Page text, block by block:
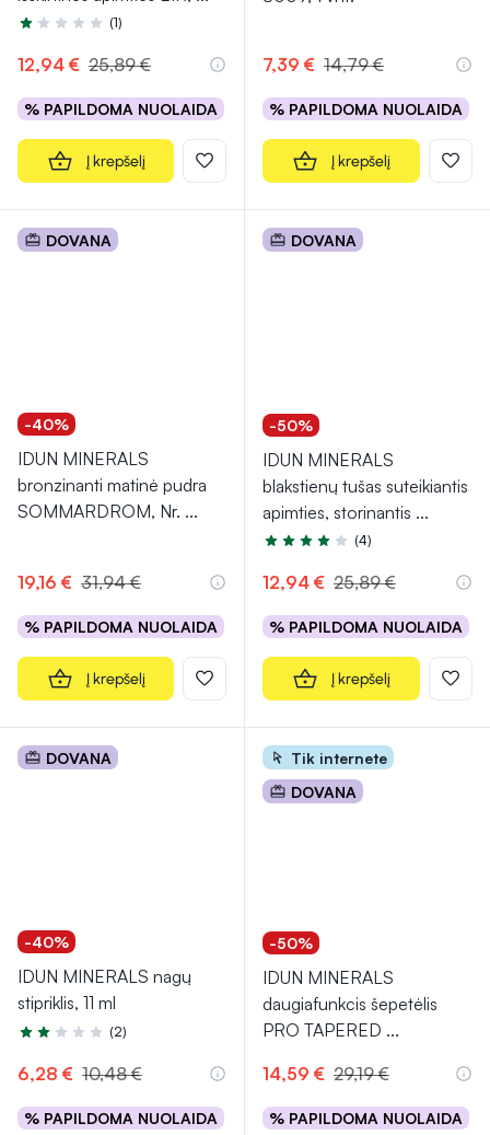
Įvertinimas 1.0 iš 5
(1)
12,94 € 25,89 €
% PAPILDOMA NUOLAIDA
Į krepšelį
7,39 € 14,79 €
% PAPILDOMA NUOLAIDA
Į krepšelį
DOVANA
-40%
IDUN MINERALS
bronzinanti matinė pudra
SOMMARDROM, Nr. ...
19,16 € 31,94 €
% PAPILDOMA NUOLAIDA
Į krepšelį
DOVANA
-50%
IDUN MINERALS
blakstienų tušas suteikiantis
apimties, storinantis ...
Įvertinimas 4.3 iš 5
(4)
12,94 € 25,89 €
% PAPILDOMA NUOLAIDA
Į krepšelį
DOVANA
-40%
IDUN MINERALS nagų
stipriklis, 11 ml
Įvertinimas 2.0 iš 5
(2)
6,28 € 10,48 €
% PAPILDOMA NUOLAIDA
Tik internete
DOVANA
-50%
IDUN MINERALS
daugiafunkcis šepetėlis
PRO TAPERED ...
14,59 € 29,19 €
% PAPILDOMA NUOLAIDA